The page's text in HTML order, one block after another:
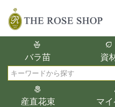
バラ苗 資
産直花束 マ
在庫
在庫ありのみ表示
検索
複数の条件
選択した項
結果に表示さ
タイプ、カ
択してくださ